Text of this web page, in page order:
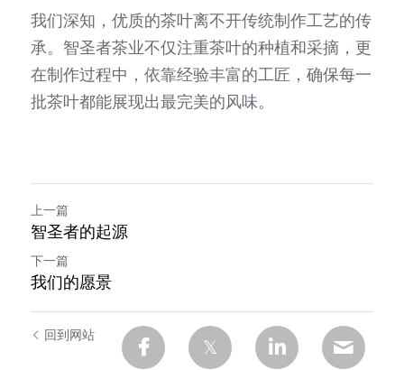
我们深知，优质的茶叶离不开传统制作工艺的传
承。智圣者茶业不仅注重茶叶的种植和采摘，更
在制作过程中，依靠经验丰富的工匠，确保每一
批茶叶都能展现出最完美的风味。
上一篇
智圣者的起源
下一篇
我们的愿景
回到网站